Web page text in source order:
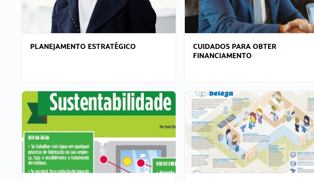
PLANEJAMENTO ESTRATÉGICO
CUIDADOS PARA OBTER
FINANCIAMENTO